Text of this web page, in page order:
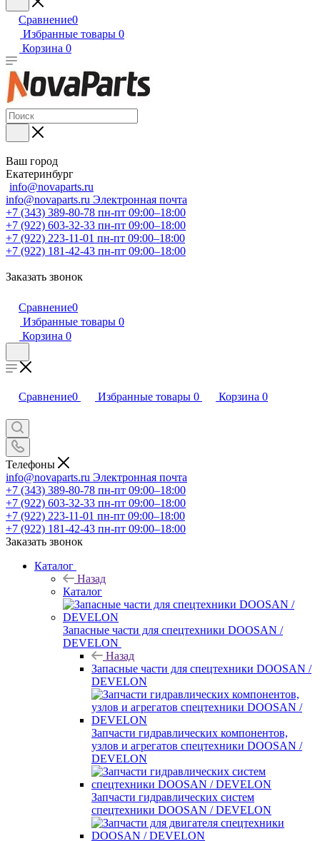
Сравнение0
Избранные товары 0
Корзина 0
Ваш город
Екатеринбург
info@novaparts.ru
info@novaparts.ru Электронная почта
+7 (343) 389-80-78 пн-пт 09:00–18:00
+7 (922) 603-32-33 пн-пт 09:00–18:00
+7 (922) 223-11-01 пн-пт 09:00–18:00
+7 (922) 181-42-43 пн-пт 09:00–18:00
Заказать звонок
Сравнение0
Избранные товары 0
Корзина 0
Сравнение0 Избранные товары 0 Корзина 0
Телефоны
info@novaparts.ru Электронная почта
+7 (343) 389-80-78 пн-пт 09:00–18:00
+7 (922) 603-32-33 пн-пт 09:00–18:00
+7 (922) 223-11-01 пн-пт 09:00–18:00
+7 (922) 181-42-43 пн-пт 09:00–18:00
Заказать звонок
Каталог
Назад
Каталог
Запасные части для спецтехники DOOSAN /
DEVELON
Назад
Запасные части для спецтехники DOOSAN /
DEVELON
Запчасти гидравлических компонентов,
узлов и агрегатов спецтехники DOOSAN /
DEVELON
Запчасти гидравлических систем
спецтехники DOOSAN / DEVELON